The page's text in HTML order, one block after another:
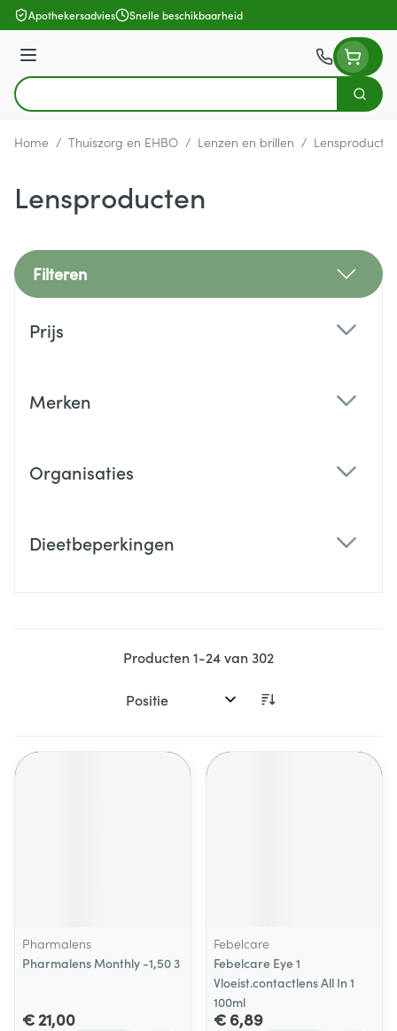
Ga naar de inhoud
Apothekersadvies Snelle beschikbaarheid
Menu
Product, merk, categorie...
Zoek
Home / Thuiszorg en EHBO / Lenzen en brillen / Lensproducten
Lensproducten
Filteren
Prijs
Merken
Organisaties
Dieetbeperkingen
Producten1-24van302
Sorteer op:
Pharmalens
Pharmalens Monthly -1,50 3
€ 21,00
Febelcare
Febelcare Eye 1
Vloeist.contactlens All In 1
100ml
€ 6,89